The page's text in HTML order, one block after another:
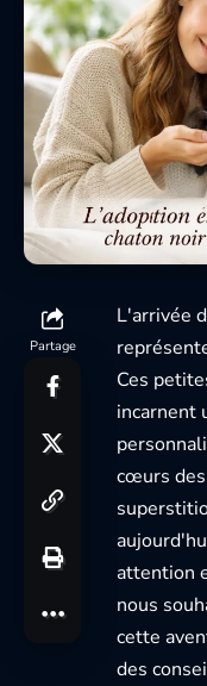
Partage
L'arrivée
Ces
incarnent
cœurs
attention
nous
cette
des